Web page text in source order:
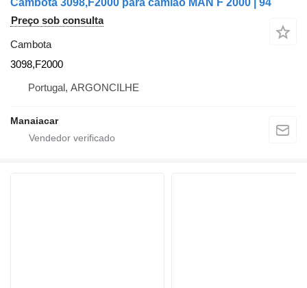
Cambota 3098,F2000 para camião MAN F 2000 | 94
Preço sob consulta
Cambota
3098,F2000
Portugal, ARGONCILHE
Manaiacar